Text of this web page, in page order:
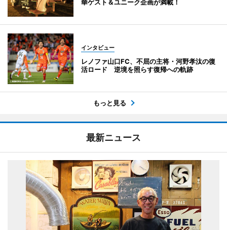
華ゲスト＆ユニーク企画が満載！
インタビュー
レノファ山口FC、不屈の主将・河野孝汰の復
活ロード 逆境を照らす復帰への軌跡
もっと見る
最新ニュース